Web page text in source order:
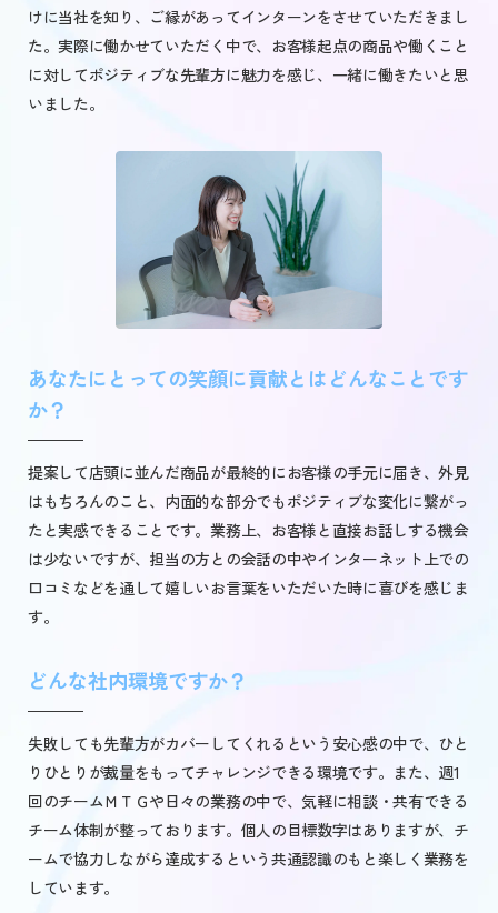
けに当社を知り、ご縁があってインターンをさせていただきまし
た。実際に働かせていただく中で、お客様起点の商品や働くこと
に対してポジティブな先輩方に魅力を感じ、一緒に働きたいと思
いました。
あなたにとっての笑顔に貢献とはどんなことです
か？
提案して店頭に並んだ商品が最終的にお客様の手元に届き、外見
はもちろんのこと、内面的な部分でもポジティブな変化に繋がっ
たと実感できることです。業務上、お客様と直接お話しする機会
は少ないですが、担当の方との会話の中やインターネット上での
口コミなどを通して嬉しいお言葉をいただいた時に喜びを感じま
す。
どんな社内環境ですか？
失敗しても先輩方がカバーしてくれるという安心感の中で、ひと
りひとりが裁量をもってチャレンジできる環境です。また、週1
回のチームＭＴＧや日々の業務の中で、気軽に相談・共有できる
チーム体制が整っております。個人の目標数字はありますが、チ
ームで協力しながら達成するという共通認識のもと楽しく業務を
しています。